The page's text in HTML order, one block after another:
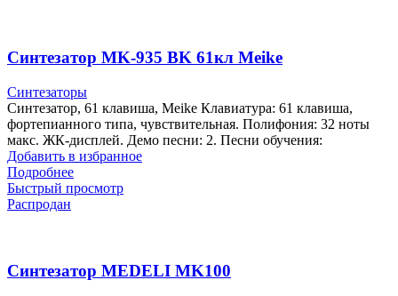
Синтезатор MK-935 BK 61кл Meike
Синтезаторы
Синтезатор, 61 клавиша, Meike Клавиатура: 61 клавиша,
фортепианного типа, чувствительная. Полифония: 32 ноты
макс. ЖК-дисплей. Демо песни: 2. Песни обучения:
Добавить в избранное
Подробнее
Быстрый просмотр
Распродан
Синтезатор MEDELI MK100